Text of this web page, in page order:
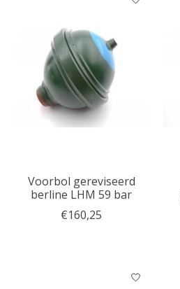
Voorbol gereviseerd
berline LHM 59 bar
€160,25